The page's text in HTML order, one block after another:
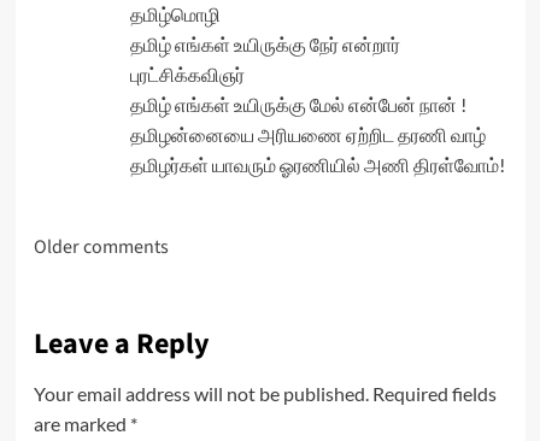
தமிழ்மொழி
தமிழ் எங்கள் உயிருக்கு நேர் என்றார்
புரட்சிக்கவிஞர்
தமிழ் எங்கள் உயிருக்கு மேல் என்பேன் நான் !
தமிழன்னையை அரியணை ஏற்றிட தரணி வாழ்
தமிழர்கள் யாவரும் ஓரணியில் அணி திரள்வோம்!
Comments
Older comments
Leave a Reply
Your email address will not be published. Required fields
are marked *